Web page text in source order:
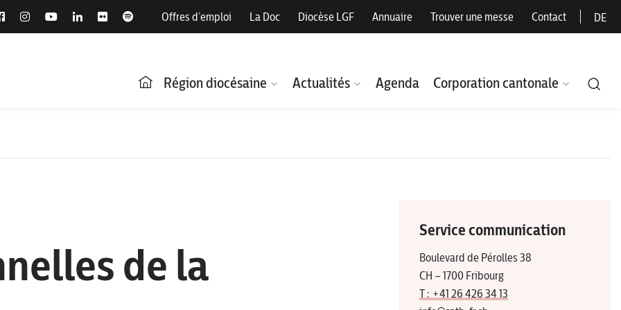
Offres d’emploi La Doc Diocèse LGF Annuaire Trouver une messe Contact DE
Région diocésaine Actualités Agenda Corporation cantonale
de la
Service communication
Boulevard de Pérolles 38
CH – 1700 Fribourg
T : +41 26 426 34 13